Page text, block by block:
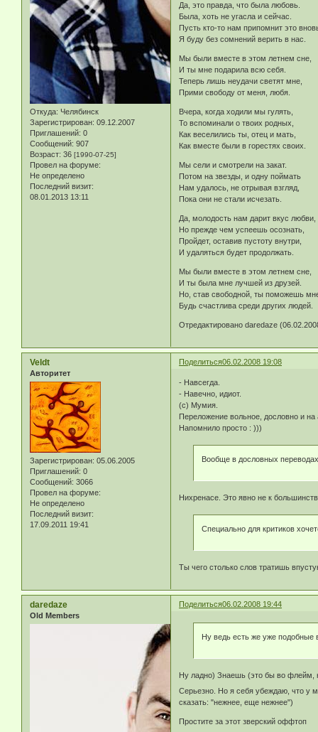
Откуда: Челябинск
Зарегистрирован: 09.12.2007
Приглашений: 0
Сообщений: 907
Возраст: 36 [1990-07-25]
Провел на форуме:
Не определено
Последний визит:
08.01.2013 13:11
Да, это правда, что была любовь.
Была, хоть не угасла и сейчас.
Пусть кто-то нам припомнит это
Я буду без сомнений верить в нас.
Мы были вместе в этом летнем сне,
И ты мне подарила всю себя.
Теперь лишь неудачи светят мне,
Прими свободу от меня, любя.
Вчера, когда ходили мы гулять,
То вспоминали о твоих родных,
Как веселились ты, отец и мать,
Как вместе были в горестях своих.
Мы сели и смотрели на закат.
Потом на звезды, и одну поймать
Нам удалось, не отрывая взгляд,
Пока они не стали исчезать.
Да, молодость нам дарит вкус любви,
Но прежде чем успеешь осознать,
Пройдет, оставив пустоту внутри,
И удаляться будет продолжать.
Мы были вместе в этом летнем сне,
И ты была мне лучшей из друзей.
Но, став свободной, ты поможешь
Будь счастлива среди других людей.
Отредактировано daredaze
Поделиться06.02.2008 19:08
Veldt
Авторитет
Зарегистрирован: 05.06.2005
Приглашений: 0
Сообщений: 3066
Провел на форуме:
Не определено
Последний визит:
17.09.2011 19:41
- Навсегда.
- Навечно, идиот.
(с) Мумия.
Переложение вольное, дословно и
Напомнило просто : )))
Вообще в дословных
Нихренасе. Это явно не к
Специально для критиков
Ты чего столько слов тратишь
Поделиться06.02.2008 19:44
daredaze
Old Members
Ну ведь есть же уже подобные
Ну ладно) Знаешь (это бы во флейм,
Серьезно. Но я себя убеждаю, что у
сказать: "нежнее, еще нежнее")
Простите за этот зверский оффтоп